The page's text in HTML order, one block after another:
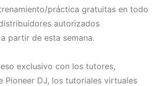
práctica gratuitas en todo
autorizados
partir de esta semana.
exclusivo con los tutores,
Pioneer DJ, los tutoriales virtuales